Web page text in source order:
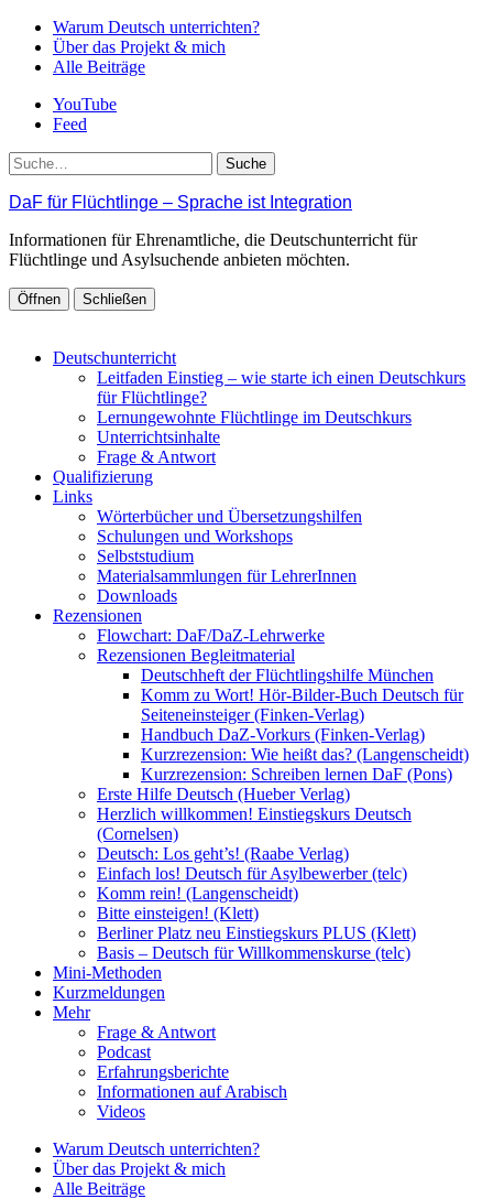
Warum Deutsch unterrichten?
Über das Projekt & mich
Alle Beiträge
YouTube
Feed
Suche
DaF für Flüchtlinge – Sprache ist Integration
Informationen für Ehrenamtliche, die Deutschunterricht für
Flüchtlinge und Asylsuchende anbieten möchten.
Öffnen Schließen
Deutschunterricht
Leitfaden Einstieg – wie starte ich einen Deutschkurs
für Flüchtlinge?
Lernungewohnte Flüchtlinge im Deutschkurs
Unterrichtsinhalte
Frage & Antwort
Qualifizierung
Links
Wörterbücher und Übersetzungshilfen
Schulungen und Workshops
Selbststudium
Materialsammlungen für LehrerInnen
Downloads
Rezensionen
Flowchart: DaF/DaZ-Lehrwerke
Rezensionen Begleitmaterial
Deutschheft der Flüchtlingshilfe München
Komm zu Wort! Hör-Bilder-Buch Deutsch für
Seiteneinsteiger (Finken-Verlag)
Handbuch DaZ-Vorkurs (Finken-Verlag)
Kurzrezension: Wie heißt das? (Langenscheidt)
Kurzrezension: Schreiben lernen DaF (Pons)
Erste Hilfe Deutsch (Hueber Verlag)
Herzlich willkommen! Einstiegskurs Deutsch
(Cornelsen)
Deutsch: Los geht’s! (Raabe Verlag)
Einfach los! Deutsch für Asylbewerber (telc)
Komm rein! (Langenscheidt)
Bitte einsteigen! (Klett)
Berliner Platz neu Einstiegskurs PLUS (Klett)
Basis – Deutsch für Willkommenskurse (telc)
Mini-Methoden
Kurzmeldungen
Mehr
Frage & Antwort
Podcast
Erfahrungsberichte
Informationen auf Arabisch
Videos
Warum Deutsch unterrichten?
Über das Projekt & mich
Alle Beiträge